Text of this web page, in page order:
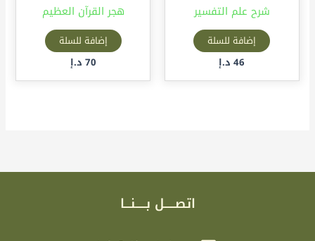
شرح علم التفسير
إضافة للسلة
46 د.إ
هجر القرآن العظيم
إضافة للسلة
70 د.إ
اتصـــــل بـــــنـــا